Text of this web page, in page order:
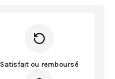
Satisfait ou remboursé